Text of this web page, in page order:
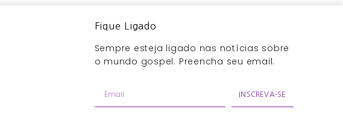
Fique Ligado
Sempre esteja ligado nas notícias sobre
o mundo gospel. Preencha seu email.
INSCREVA-SE